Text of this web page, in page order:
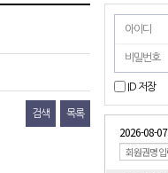
검색 목록
ID 저장
2026-08-07